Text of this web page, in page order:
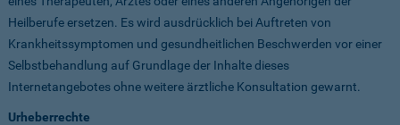
Heilberufe ersetzen. Es wird ausdrücklich bei Auftreten von
Krankheitssymptomen und gesundheitlichen Beschwerden vor einer
Selbstbehandlung auf Grundlage der Inhalte dieses
Internetangebotes ohne weitere ärztliche Konsultation gewarnt.
Urheberrechte